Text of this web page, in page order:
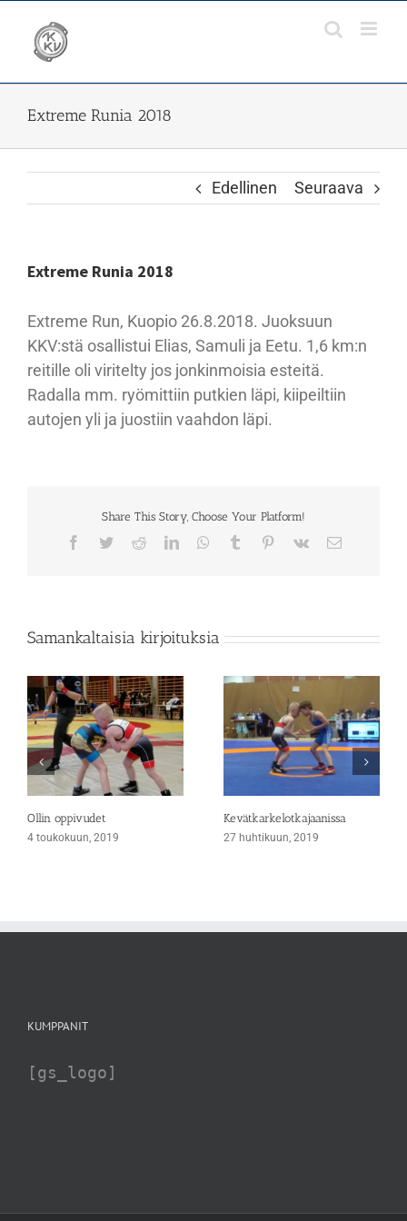
content
Extreme Runia 2018
Edellinen Seuraava
Extreme Runia 2018
Extreme Run, Kuopio 26.8.2018. Juoksuun
KKV:stä osallistui Elias, Samuli ja Eetu. 1,6 km:n
reitille oli viritelty jos jonkinmoisia esteitä.
Radalla mm. ryömittiin putkien läpi, kiipeiltiin
autojen yli ja juostiin vaahdon läpi.
Share This Story, Choose Your Platform!
Facebook
TwitterRedditLinkedInWhatsApp
Tumblr Pinterest
Vk Sähköposti
Samankaltaisia kirjoituksia
Ollin oppivudet
4 toukokuun, 2019
Kevätkarkelotkajaanissa
27 huhtikuun, 2019
KUMPPANIT
[gs_logo]